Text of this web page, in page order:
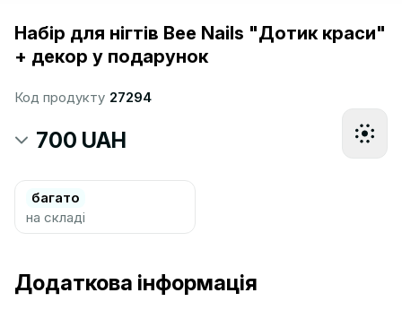
Набір для нігтів Bee Nails "Дотик краси"
+ декор у подарунок
Код продукту 27294
700 UAH
багато
на складі
Додаткова інформація